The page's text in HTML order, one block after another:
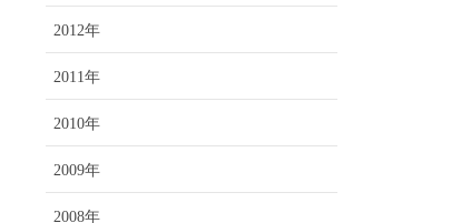
2012年
2011年
2010年
2009年
2008年